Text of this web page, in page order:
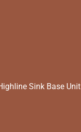
Sink Base Unit